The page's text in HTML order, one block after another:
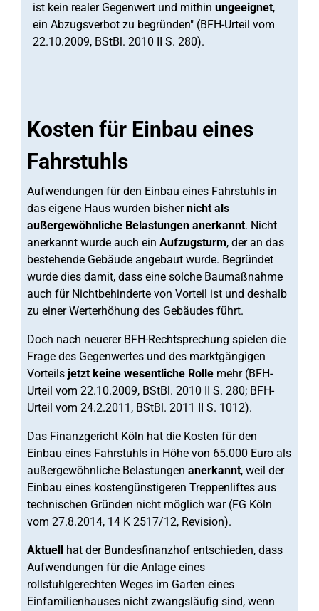
ist kein realer Gegenwert und mithin ungeeignet,
ein Abzugsverbot zu begründen" (BFH-Urteil vom
22.10.2009, BStBl. 2010 II S. 280).
Kosten für Einbau eines
Fahrstuhls
Aufwendungen für den Einbau eines Fahrstuhls in
das eigene Haus wurden bishernicht als
außergewöhnliche Belastungen anerkannt. Nicht
anerkannt wurde auch ein Aufzugsturm, der an das
bestehende Gebäude angebaut wurde. Begründet
wurde dies damit, dass eine solche Baumaßnahme
auch für Nichtbehinderte von Vorteil ist und deshalb
zu einer Werterhöhung des Gebäudes führt.
Doch nach neuerer BFH-Rechtsprechung spielen die
Frage des Gegenwertes und des marktgängigen
Vorteils jetzt keine wesentliche Rolle mehr (BFH-
Urteil vom 22.10.2009, BStBl. 2010 II S. 280; BFH-
Urteil vom 24.2.2011, BStBl. 2011 II S. 1012).
Das Finanzgericht Köln hat die Kosten für den
Einbau eines Fahrstuhls in Höhe von 65.000 Euro als
außergewöhnliche Belastungen anerkannt, weil der
Einbau eines kostengünstigeren Treppenliftes aus
technischen Gründen nicht möglich war (FG Köln
vom 27.8.2014, 14 K 2517/12, Revision).
Aktuell hat der Bundesfinanzhof entschieden, dass
Aufwendungen für die Anlage eines
rollstuhlgerechten Weges im Garten eines
Einfamilienhauses nicht zwangsläufig sind, wenn